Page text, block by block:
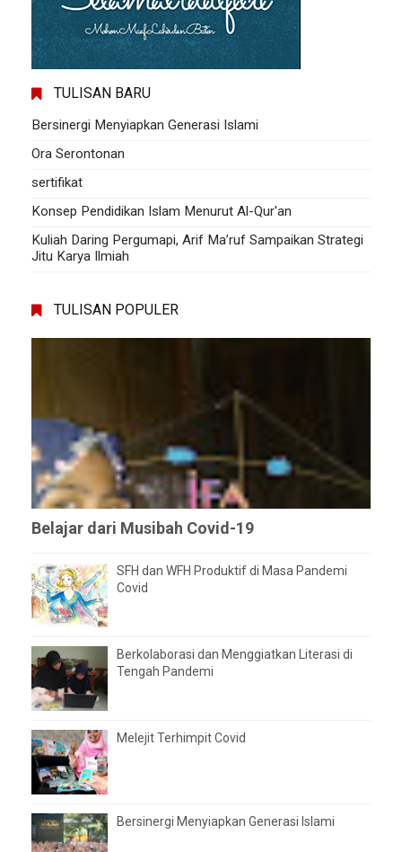
TULISAN BARU
Bersinergi Menyiapkan Generasi Islami
Ora Serontonan
sertifikat
Konsep Pendidikan Islam Menurut Al-Qur'an
Kuliah Daring Pergumapi, Arif Ma’ruf Sampaikan Strategi
Jitu Karya Ilmiah
TULISAN POPULER
Belajar dari Musibah Covid-19
SFH dan WFH Produktif di Masa Pandemi
Covid
Berkolaborasi dan Menggiatkan Literasi di
Tengah Pandemi
Melejit Terhimpit Covid
Bersinergi Menyiapkan Generasi Islami